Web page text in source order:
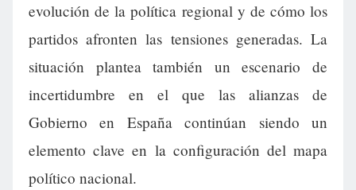
evolución de la política regional y de cómo los
partidos afronten las tensiones generadas. La
situación plantea también un escenario de
incertidumbre en el que las alianzas de
Gobierno en España continúan siendo un
elemento clave en la configuración del mapa
político nacional.